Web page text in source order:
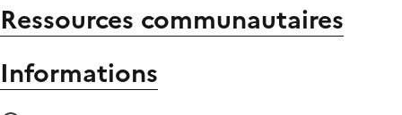
Ressources communautaires
Informations